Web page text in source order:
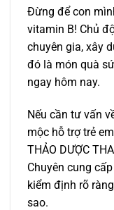
Đừng để con
vitamin B! Chủ
chuyên gia, xây
đó là món quà
ngay hôm nay.
Nếu cần tư vấn
mộc hỗ trợ trẻ
THẢO DƯỢC
Chuyên cung
kiểm định rõ
sao.